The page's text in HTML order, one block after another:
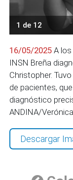
1 de 12
16/05/2025 A
INSN Breña
Christopher.
de pacientes,
diagnóstico
ANDINA/
Descargar